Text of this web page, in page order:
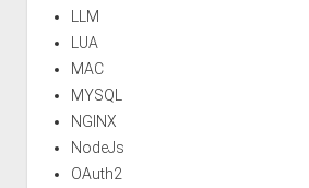
LLM
LUA
MAC
MYSQL
NGINX
NodeJs
OAuth2